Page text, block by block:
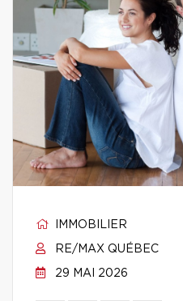
IMMOBILIER
RE/MAX QUÉBEC
29 MAI 2026